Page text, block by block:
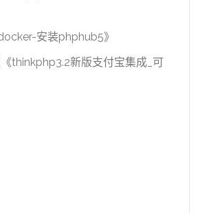
安装phphub5》
thinkphp3.2新版支付宝集成_可